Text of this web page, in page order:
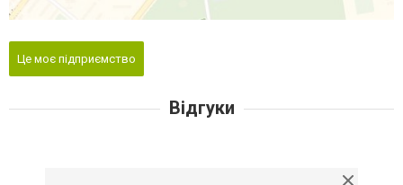
Це моє підприємство
Відгуки